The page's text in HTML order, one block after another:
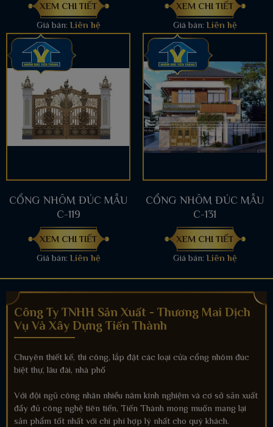
XEM CHI TIẾT
Giá bán: Liên hệ
XEM CHI TIẾT
Giá bán: Liên hệ
CỔNG NHÔM ĐÚC MẪU
C-119
XEM CHI TIẾT
Giá bán: Liên hệ
CỔNG NHÔM ĐÚC MẪU
C-131
XEM CHI TIẾT
Giá bán: Liên hệ
Công Ty TNHH Sản Xuất - Thương Mai Dịch
Vụ Và Xây Dựng Tiến Thành
Chuyên thiết kế, thi công, lắp đặt các loại cửa cổng nhôm đúc
biệt thự, lâu đài, nhà phố
Với đội ngũ công nhân nhiều năm kinh nghiệm và cơ sở sản xuất
đầy đủ công nghệ tiên tiến, Tiến Thành mong muốn mang lại
sản phẩm tốt nhất với chi phí hợp lý nhất cho quý khách.